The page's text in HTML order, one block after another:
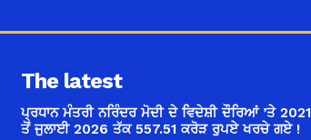
The latest
ਪ੍ਰਧਾਨ ਮੰਤਰੀ ਨਰਿੰਦਰ ਮੋਦੀ ਦੇ ਵਿਦੇਸ਼ੀ ਦੌਰਿਆਂ ’ਤੇ 2021
ਤੋਂ ਜੁਲਾਈ 2026 ਤੱਕ 557.51 ਕਰੋੜ ਰੁਪਏ ਖਰਚੇ ਗਏ !